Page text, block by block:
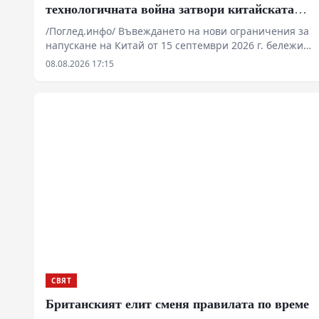
технологичната война затвори китайската
граница
/Поглед.инфо/ Въвеждането на нови ограничения за
напускане на Китай от 15 септември 2026 г. бележи
преход от конституционни свободи към сдържане на
08.08.2026 17:15
СВЯТ
Британският елит сменя правилата по време